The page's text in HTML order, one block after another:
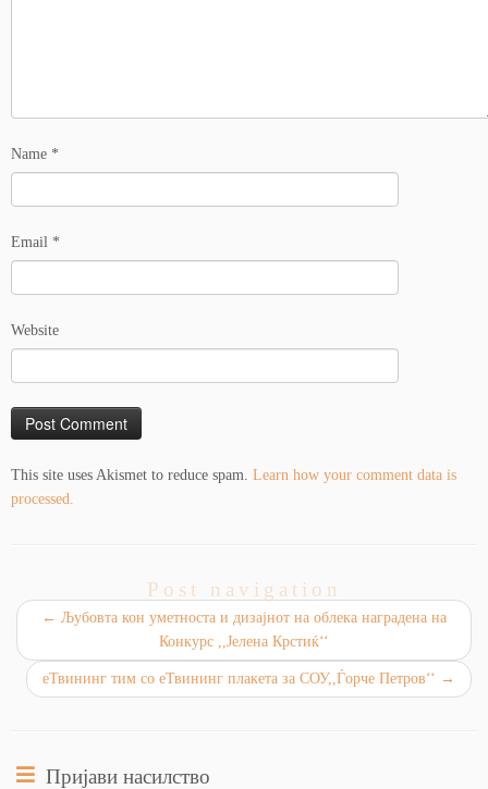
Name *
Email *
Website
This site uses Akismet to reduce spam. Learn how your comment data is
processed.
Post navigation
← Љубовта кон уметноста и дизајнот на облека наградена на
Конкурс ,,Јелена Крстиќ‘‘
еТвининг тим со еТвининг плакета за СОУ,,Ѓорче Петров‘‘ →
Пријави насилство